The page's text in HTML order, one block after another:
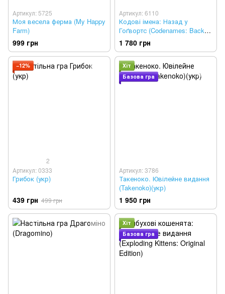
Артикул: 5725
Моя весела ферма (My Happy
Farm)
999 грн
Артикул: 6110
Кодові імена: Назад у
Гоґвортс (Codenames: Back to
Hogwarts) (укр.)
1 780 грн
−12%
2
Артикул: 0333
Грибок (укр)
439 грн 499 грн
Хіт
Базова гра
Артикул: 3786
Такеноко. Ювілейне видання
(Takenoko)(укр)
1 950 грн
Хіт
Базова гра